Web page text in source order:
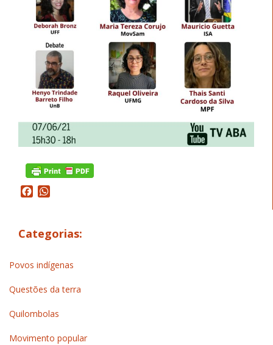
Facebook
Categorias:
Povos indígenas
Questões da terra
Quilombolas
Movimento popular